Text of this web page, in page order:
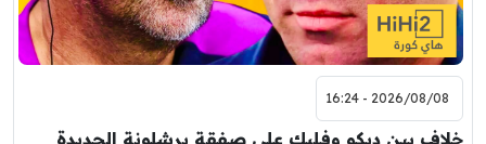
2026/08/08 - 16:24
خلاف بين ديكو وفليك على صفقة برشلونة الجديدة